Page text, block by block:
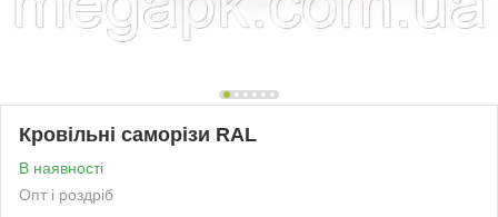
Кровільні саморізи RAL
В наявності
Опт і роздріб